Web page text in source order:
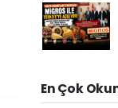
En Çok